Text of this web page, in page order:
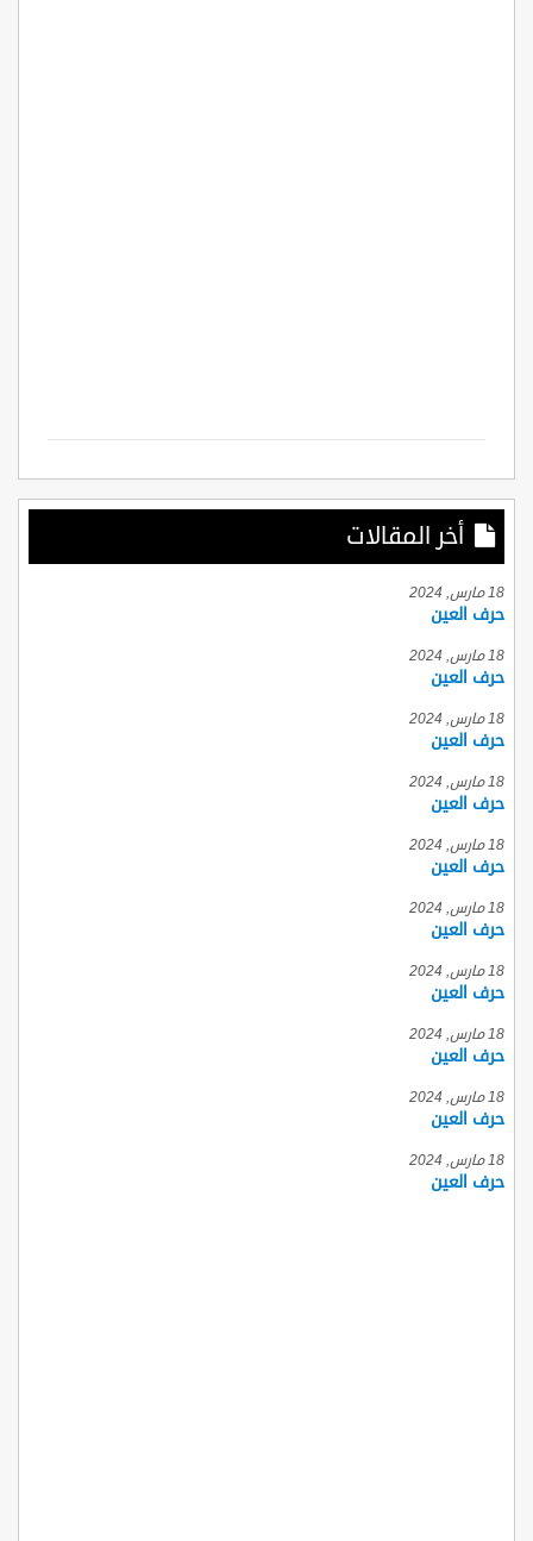
أخر المقالات
18 مارس, 2024
حرف العين
18 مارس, 2024
حرف العين
18 مارس, 2024
حرف العين
18 مارس, 2024
حرف العين
18 مارس, 2024
حرف العين
18 مارس, 2024
حرف العين
18 مارس, 2024
حرف العين
18 مارس, 2024
حرف العين
18 مارس, 2024
حرف العين
18 مارس, 2024
حرف العين